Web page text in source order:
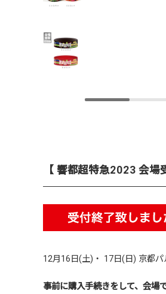
【 響都超特急2023 会
12月16日(土)・ 17日(日) 京都パ
事前に購入手続きをして、会場